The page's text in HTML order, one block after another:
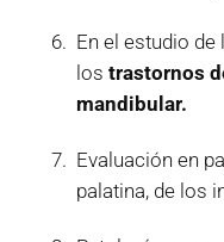
En el estudio
los trastornos
mandibular.
Evaluación en
palatina, de los